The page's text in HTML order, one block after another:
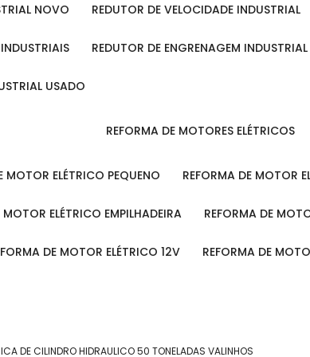
NOVO REDUTOR DE VELOCIDADE INDUSTRIAL
INDUSTRIAIS REDUTOR DE ENGRENAGEM INDUSTRIAL
USADO
REFORMA DE MOTORES ELÉTRICOS
MOTOR ELÉTRICO PEQUENO REFORMA DE MOTOR
MOTOR ELÉTRICO EMPILHADEIRA REFORMA DE
DE MOTOR ELÉTRICO 12V REFORMA DE
DE CILINDRO HIDRAULICO 50 TONELADAS VALINHOS